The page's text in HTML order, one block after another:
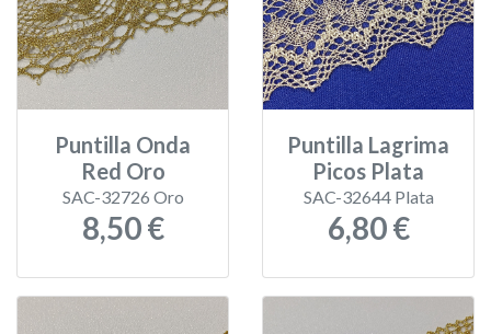
Puntilla Onda
Red Oro
SAC-32726 Oro
8,50 €
Puntilla Lagrima
Picos Plata
SAC-32644 Plata
6,80 €